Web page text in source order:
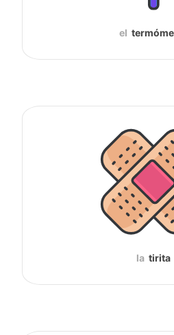
el
la tirita